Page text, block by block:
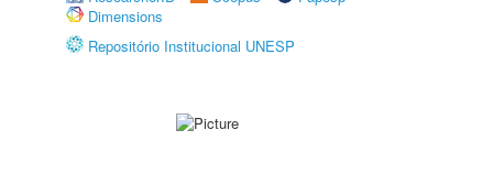
Dimensions
Repositório Institucional UNESP